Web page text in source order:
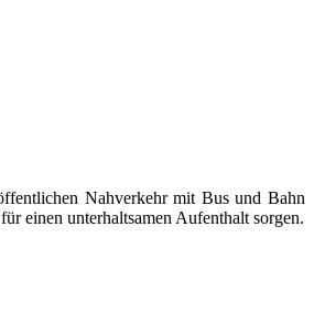
Nahverkehr mit Bus und Bahn
einen unterhaltsamen Aufenthalt sorgen.